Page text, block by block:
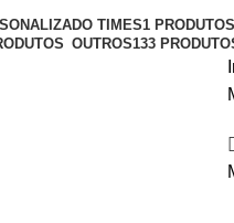
TIMES1 PRODUTOS
OUTROS133